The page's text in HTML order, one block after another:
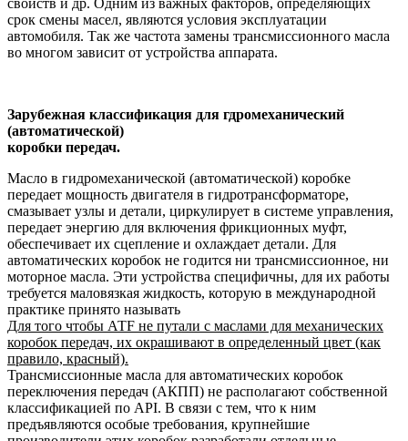
свойств и др. Одним из важных факторов, определяющих
срок смены масел, являются условия эксплуатации
автомобиля. Так же частота замены трансмиссионного масла
во многом зависит от устройства аппарата.
Зарубежная классификация для гдромеханический
(автоматической)
коробки передач.
Масло в гидромеханической (автоматической) коробке
передает мощность двигателя в гидротрансформаторе,
смазывает узлы и детали, циркулирует в системе управления,
передает энергию для включения фрикционных муфт,
обеспечивает их сцепление и охлаждает детали. Для
автоматических коробок не годится ни трансмиссионное, ни
моторное масла. Эти устройства специфичны, для их работы
требуется маловязкая жидкость, которую в международной
практике принято называть
Для того чтобы АТF не путали с маслами для механических
коробок передач, их окрашивают в определенный цвет (как
правило, красный).
Трансмиссионные масла для автоматических коробок
переключения передач (АКПП) не располагают собственной
классификацией по API. В связи с тем, что к ним
предъявляются особые требования, крупнейшие